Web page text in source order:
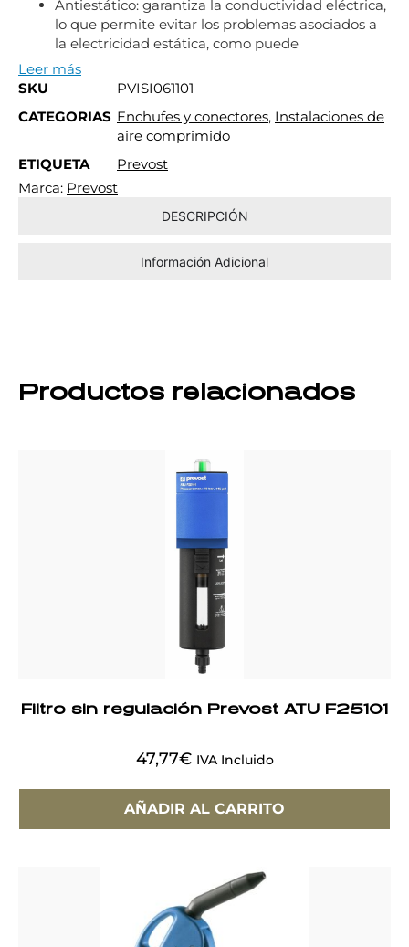
Antiestático: garantiza la conductividad eléctrica,
lo que permite evitar los problemas asociados a
la electricidad estática, como puede
Leer más
SKU
PVISI061101
CATEGORIAS Enchufes y conectores, Instalaciones de
aire comprimido
ETIQUETA
Prevost
Marca: Prevost
DESCRIPCIÓN
Información Adicional
Productos relacionados
Filtro sin regulación Prevost ATU F25101
47,77€ IVA Incluido
AÑADIR AL CARRITO